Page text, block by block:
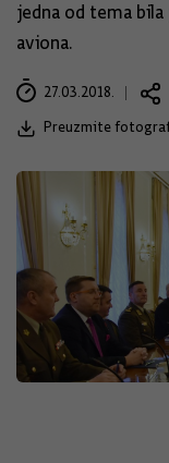
jedna od tema
aviona.
27.03.2018.
Preuzmite